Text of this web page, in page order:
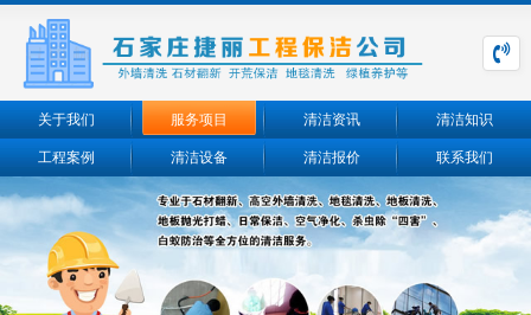
关于我们 服务项目 清洁资讯 清洁知识
工程案例 清洁设备 清洁报价 联系我们